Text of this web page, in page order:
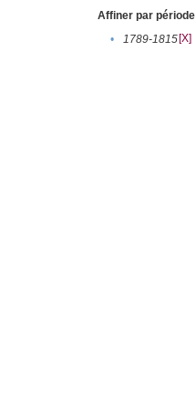
Affiner par période
•
1789-1815[X]